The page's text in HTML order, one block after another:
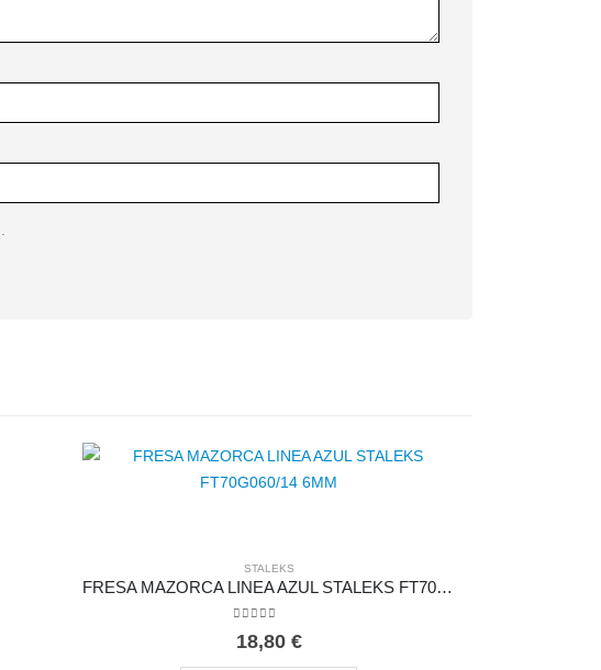
STALEKS
FRESA MAZORCA LINEA AZUL STALEKS FT70G060/14 6MM
18,80 €